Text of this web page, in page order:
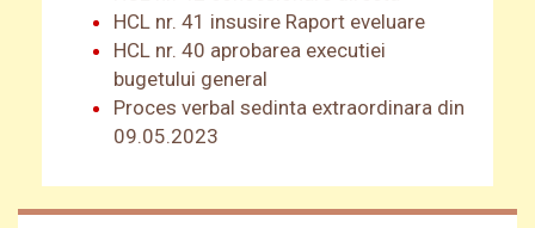
HCL nr. 41 insusire Raport eveluare
HCL nr. 40 aprobarea executiei
bugetului general
Proces verbal sedinta extraordinara din
09.05.2023